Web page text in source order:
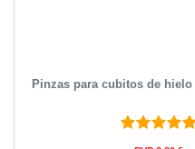
Pinzas para cubitos de hielo